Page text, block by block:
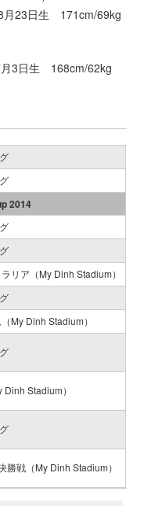
日生 171cm/69kg
日生 168cm/62kg
2014
リア（My Dinh Stadium）
My Dinh Stadium）
Dinh Stadium）
勝戦（My Dinh Stadium）